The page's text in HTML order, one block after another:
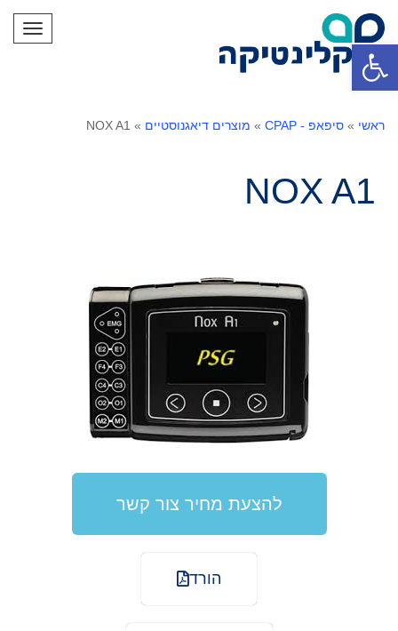
פתח סרגל נגישות
ראשי » סיפאפ - CPAP » מוצרים דיאגנוסטיים »
NOX A1
NOX A1
להצעת מחיר צור קשר
הורד